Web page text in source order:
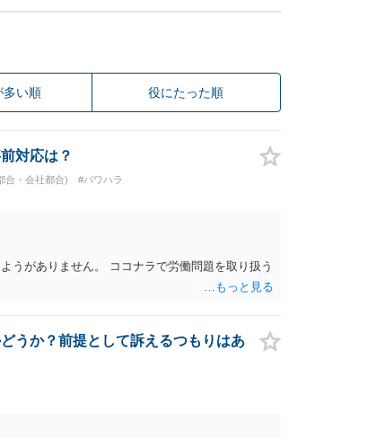
多い順 役にたった順
対応は？
合・会社都合) #パワハラ
うがありません。 ココナラで労働問題を取り扱う
うか？前提として訴えるつもりはあ